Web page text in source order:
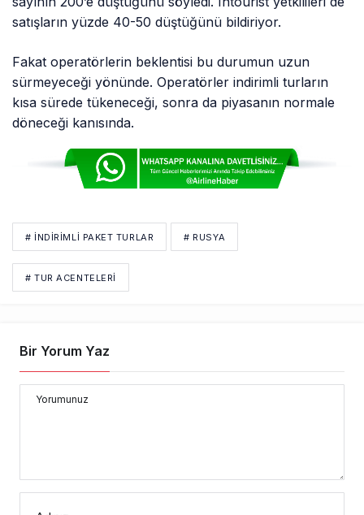
satışların yüzde 40-50 düştüğünü bildiriyor.
Fakat operatörlerin beklentisi bu durumun uzun
sürmeyeceği yönünde. Operatörler indirimli turların
kısa sürede tükeneceği, sonra da piyasanın normale
döneceği kanısında.
# INDIRIMLI PAKET TURLAR # RUSYA
# TUR ACENTELERI
Bir Yorum Yaz
Yorumunuz